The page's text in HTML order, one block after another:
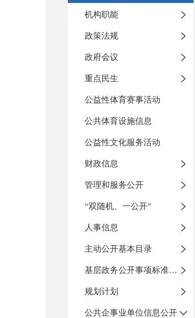
机构职能
政策法规
政府会议
重点民生
公益性体育赛事活动
公共体育设施信息
公益性文化服务活动
财政信息
管理和服务公开
“双随机、一公开”
人事信息
主动公开基本目录
基层政务公开事项标准目录
规划计划
公共企事业单位信息公开